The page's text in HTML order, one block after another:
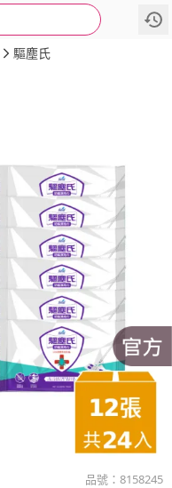
驅塵氏
品號： 8158245